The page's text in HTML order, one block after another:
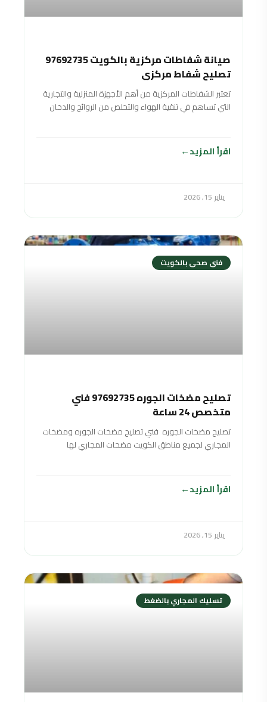
صيانة شفاطات مركزية بالكويت 97692735
تصليح شفاط مركزي
تعتبر الشفاطات المركزية من أهم الأجهزة المنزلية والتجارية
التي تساهم في تنقية الهواء والتخلص من الروائح والدخان
اقرأ المزيد
يناير 15, 2026
فنى صحى بالكويت
تصليح مضخات الجوره 97692735 فني
متخصص 24 ساعة
تصليح مضخات الجوره فني تصليح مضخات الجوره ومضخات
المجاري لجميع مناطق الكويت مضخات المجاري لها
اقرأ المزيد
يناير 15, 2026
تسليك المجاري بالضغط